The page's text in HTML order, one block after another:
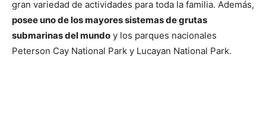
gran variedad de actividades para toda la familia. Además,
posee uno de los mayores sistemas de grutas
submarinas del mundo y los parques nacionales
Peterson Cay National Park y Lucayan National Park.